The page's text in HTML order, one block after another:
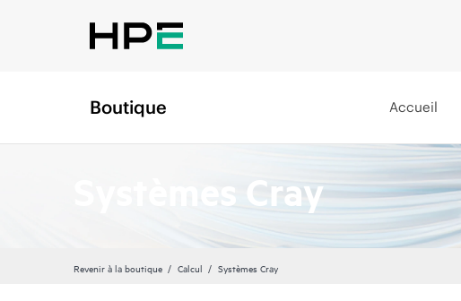
Boutique Accueil
Systèmes Cray
Revenir à la boutique Calcul Systèmes Cray